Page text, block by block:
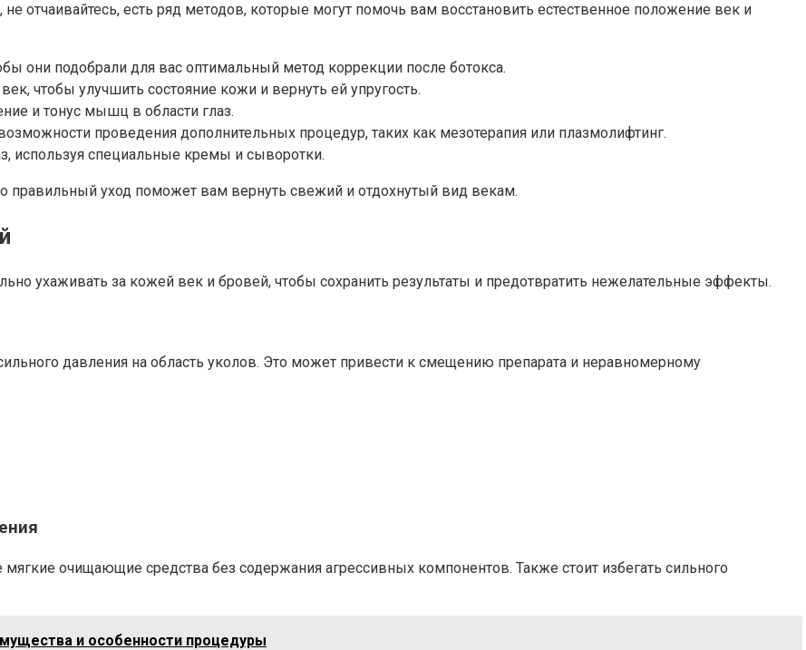
отчаивайтесь, есть ряд методов, которые могут помочь вам восстановить естественное положение век и
они подобрали для вас оптимальный метод коррекции после ботокса.
чтобы улучшить состояние кожи и вернуть ей упругость.
и тонус мышц в области глаз.
проведения дополнительных процедур, таких как мезотерапия или плазмолифтинг.
используя специальные кремы и сыворотки.
правильный уход поможет вам вернуть свежий и отдохнутый вид векам.
ухаживать за кожей век и бровей, чтобы сохранить результаты и предотвратить нежелательные эффекты.
давления на область уколов. Это может привести к смещению препарата и неравномерному
очищающие средства без содержания агрессивных компонентов. Также стоит избегать сильного
и особенности процедуры